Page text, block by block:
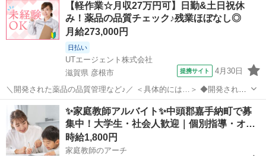
【軽作業☆月収27万円可】日勤&土日祝休
み！薬品の品質チェック♪残業ほぼなし◎
月給273,000円
日払い
UTエージェント株式会社
滋賀県 彦根市
提携サイト 4月30日
＼開発された薬品の品質管理など♪／ ＜具体的には…＞ ◆開発された
薬品の品質チェック ◆薬品の性能・性質の説明をするためのQC作業
→QCとは品質管理(QualityControl)のことです！ ◆薬品の測定検査 ◆
試験の...
滋賀 彦根市 その他
✨家庭教師アルバイト✨中頭郡嘉手納町で募
集中！大学生・社会人歓迎｜個別指導・オ…
時給1,800円
家庭教師のアーチ